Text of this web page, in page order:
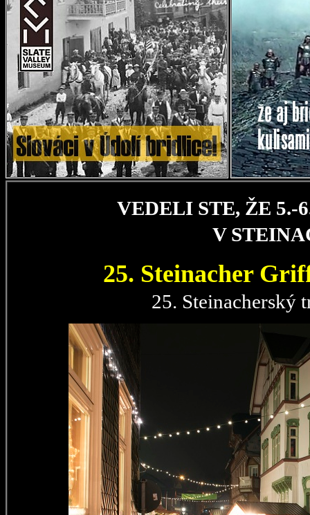
VEDELI STE, ŽE 5.-
V
25. Steinacher
25. Steinacherský